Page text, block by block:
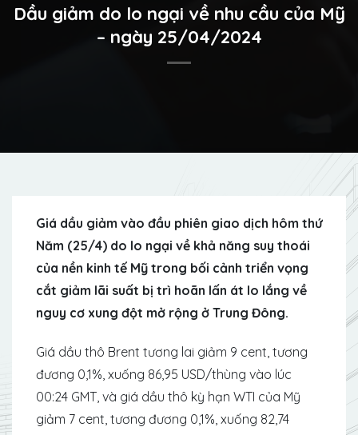
Dầu giảm do lo ngại về nhu cầu của Mỹ
– ngày 25/04/2024
Giá dầu giảm vào đầu phiên giao dịch hôm thứ
Năm (25/4) do lo ngại về khả năng suy thoái
của nền kinh tế Mỹ trong bối cảnh triển vọng
cắt giảm lãi suất bị trì hoãn lấn át lo lắng về
nguy cơ xung đột mở rộng ở Trung Đông.
Giá dầu thô Brent tương lai giảm 9 cent, tương
đương 0,1%, xuống 86,95 USD/thùng vào lúc
00:24 GMT, và giá dầu thô kỳ hạn WTI của Mỹ
giảm 7 cent, tương đương 0,1%, xuống 82,74